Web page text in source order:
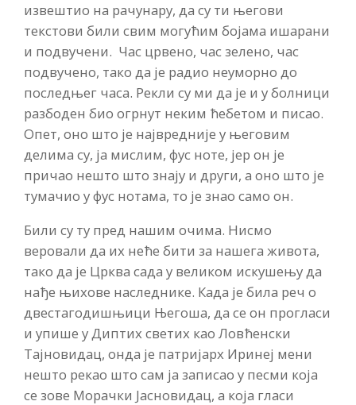
извештио на рачунару, да су ти његови
текстови били свим могућим бојама ишарани
и подвучени. Час црвено, час зелено, час
подвучено, тако да је радио неуморно до
последњег часа. Рекли су ми да је и у болници
разбоден био огрнут неким ћебетом и писао.
Опет, оно што је највредније у његовим
делима су, ја мислим, фус ноте, јер он је
причао нешто што знају и други, а оно што је
тумачио у фус нотама, то је знао само он.
Били су ту пред нашим очима. Нисмо
веровали да их неће бити за нашега живота,
тако да је Црква сада у великом искушењу да
нађе њихове наследнике. Када је била реч о
двестагодишњици Његоша, да се он прогласи
и упише у Диптих светих као Ловћенски
Тајновидац, онда је патријарх Иринеј мени
нешто рекао што сам ја записао у песми која
се зове Морачки Јасновидац, а која гласи